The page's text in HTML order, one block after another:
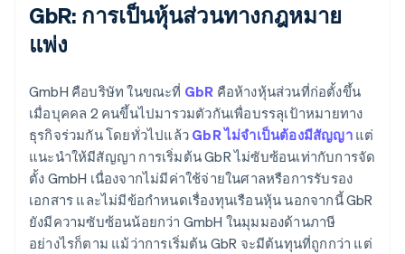
GbR: การเป็นหุ้นส่วนทางกฎหมาย
แพ่ง
GmbH คือบริษัท ในขณะที่ GbR คือห้างหุ้นส่วนที่ก่อตั้งขึ้น
เมื่อบุคคล 2 คนขึ้นไปมารวมตัวกันเพื่อบรรลุเป้าหมายทาง
ธุรกิจร่วมกัน โดยทั่วไปแล้ว GbR ไม่จำเป็นต้องมีสัญญาแต่
แนะนำให้มีสัญญา การเริ่มต้น GbR ไม่ซับซ้อนเท่ากับการจัด
ตั้ง GmbH เนื่องจากไม่มีค่าใช้จ่ายในศาลหรือการรับรอง
เอกสาร และไม่มีข้อกำหนดเรื่องทุนเรือนหุ้น นอกจากนี้ GbR
ยังมีความซับซ้อนน้อยกว่า GmbH ในมุมมองด้านภาษี
อย่างไรก็ตาม แม้ว่าการเริ่มต้น GbR จะมีต้นทุนที่ถูกกว่า แต่